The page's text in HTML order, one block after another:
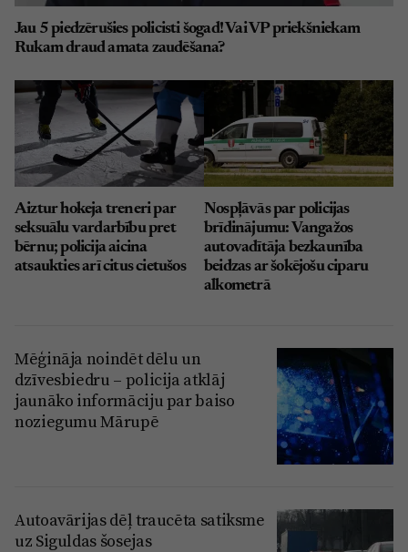
Jau 5 piedzērušies policisti šogad! Vai VP priekšniekam
Rukam draud amata zaudēšana?
Aiztur hokeja treneri par
seksuālu vardarbību pret
bērnu; policija aicina
atsaukties arī citus cietušos
Nospļāvās par policijas
brīdinājumu: Vangažos
autovadītāja bezkaunība
beidzas ar šokējošu ciparu
alkometrā
Mēģināja noindēt dēlu un
dzīvesbiedru – policija atklāj
jaunāko informāciju par baiso
noziegumu Mārupē
Autoavārijas dēļ traucēta satiksme
uz Siguldas šosejas